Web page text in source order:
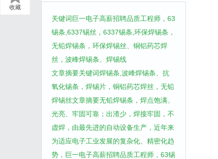
收藏
关键词巨一电子高薪招聘品质工程师，63
锡条,6337锡丝，6337锡条,环保焊锡条，
无铅焊锡条，环保焊锡丝、铜铝药芯焊
丝，波峰焊锡条、焊锡线
文章摘要关键词焊锡条,波峰焊锡条、抗
氧化锡条，焊锡片，铜铝药芯焊丝，无铅
焊锡丝文章摘要无铅焊锡条，焊点饱满、
光亮、牢固可靠；出渣少，焊接牢固，不
虚焊，由最先进的自动设备生产，近年来
为适应电子工业发展的复杂化、精密化趋
势，巨一电子高薪招聘品质工程师，63锡